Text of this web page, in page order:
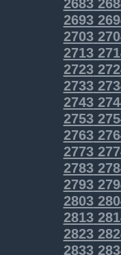
2693
2703
2713
2723
2733
2743
2753
2763
2773
2783
2793
2803
2813
2823
2833